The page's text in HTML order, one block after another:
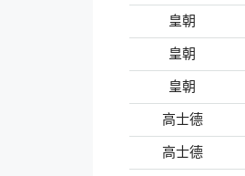
皇朝
皇朝
皇朝
高士德
高士德